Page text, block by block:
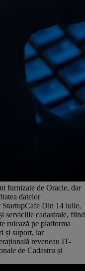
furnizate de Oracle, dar
datelor
StartupCafe Din 14 iulie,
serviciile cadastrale, fiind
rulează pe platforma
și suport, iar
reveneau IT-
de Cadastru și